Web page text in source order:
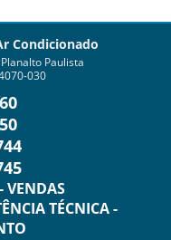
Condicionado
Paulista
030
VENDAS
TÉCNICA -